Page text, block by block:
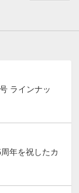
ラインナッ
年を祝したカ